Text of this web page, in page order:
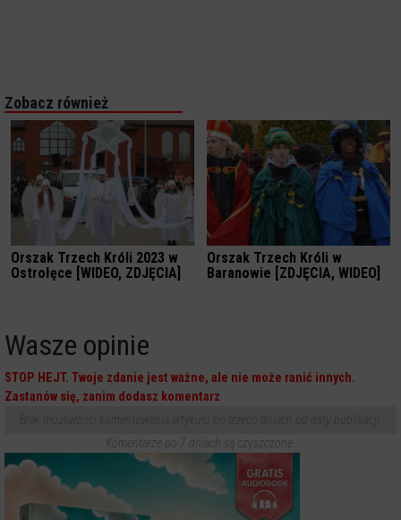
Zobacz również
Orszak Trzech Króli 2023 w
Ostrołęce [WIDEO, ZDJĘCIA]
Orszak Trzech Króli w
Baranowie [ZDJĘCIA, WIDEO]
Wasze opinie
STOP HEJT. Twoje zdanie jest ważne, ale nie może ranić innych.
Zastanów się, zanim dodasz komentarz
Komentarze po 7 dniach są czyszczone.